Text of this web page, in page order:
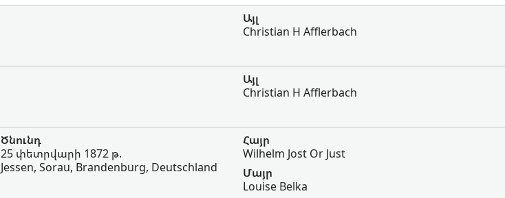
Այլ
Christian H Afflerbach
Այլ
Christian H Afflerbach
Ծնունդ
25 փետրվարի 1872 թ.
Jessen, Sorau, Brandenburg, Deutschland
Հայր
Wilhelm Jost Or Just
Մայր
Louise Belka